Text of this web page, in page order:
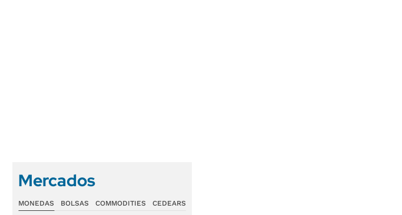
Mercados
MONEDAS BOLSAS COMMODITIES CEDEARS